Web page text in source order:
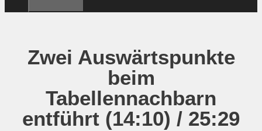
Zwei Auswärtspunkte
beim
Tabellennachbarn
entführt (14:10) / 25:29